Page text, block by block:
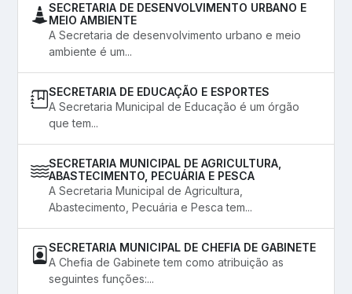
SECRETARIA DE DESENVOLVIMENTO URBANO E
MEIO AMBIENTE
A Secretaria de desenvolvimento urbano e meio
ambiente é um...
SECRETARIA DE EDUCAÇÃO E ESPORTES
A Secretaria Municipal de Educação é um órgão
que tem...
SECRETARIA MUNICIPAL DE AGRICULTURA,
ABASTECIMENTO, PECUÁRIA E PESCA
A Secretaria Municipal de Agricultura,
Abastecimento, Pecuária e Pesca tem...
SECRETARIA MUNICIPAL DE CHEFIA DE GABINETE
A Chefia de Gabinete tem como atribuição as
seguintes funções:...